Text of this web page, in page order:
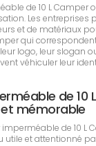
de 10 L Camper
Les entreprises
et de matériaux
qui
logo, leur slogan
véhiculer leur
de 10
mémorable
imperméable de 10 L
et attentionné